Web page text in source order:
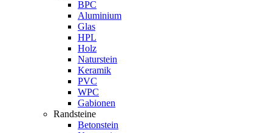
BPC
Aluminium
Glas
HPL
Holz
Naturstein
Keramik
PVC
WPC
Gabionen
Randsteine
Betonstein